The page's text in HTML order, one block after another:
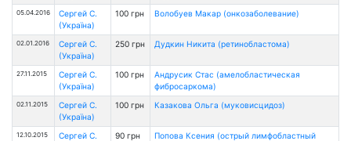
05.04.2016
Сергей С.
(Україна)
100 грн Волобуев Макар (онкозаболевание)
02.01.2016
Сергей С.
(Україна)
250 грн Дудкин Никита (ретинобластома)
27.11.2015
Сергей С.
(Україна)
100 грн
Андрусик Стас (амелобластическая
фибросаркома)
02.11.2015
Сергей С.
(Україна)
100 грн Казакова Ольга (муковисцидоз)
12.10.2015
Сергей С.
90 грн
Попова Ксения (острый лимфобластный